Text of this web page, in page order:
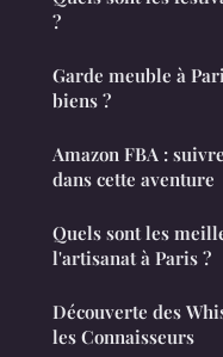
?
Garde meuble à
biens ?
Amazon FBA :
dans cette aventure
Quels sont les
l'artisanat à Paris ?
Découverte des
les Connaisseurs